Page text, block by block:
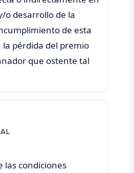
o desarrollo de la
de esta
pérdida del premio
que ostente tal
las condiciones